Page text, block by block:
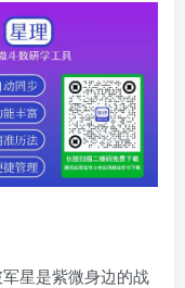
星是紫微身边的战